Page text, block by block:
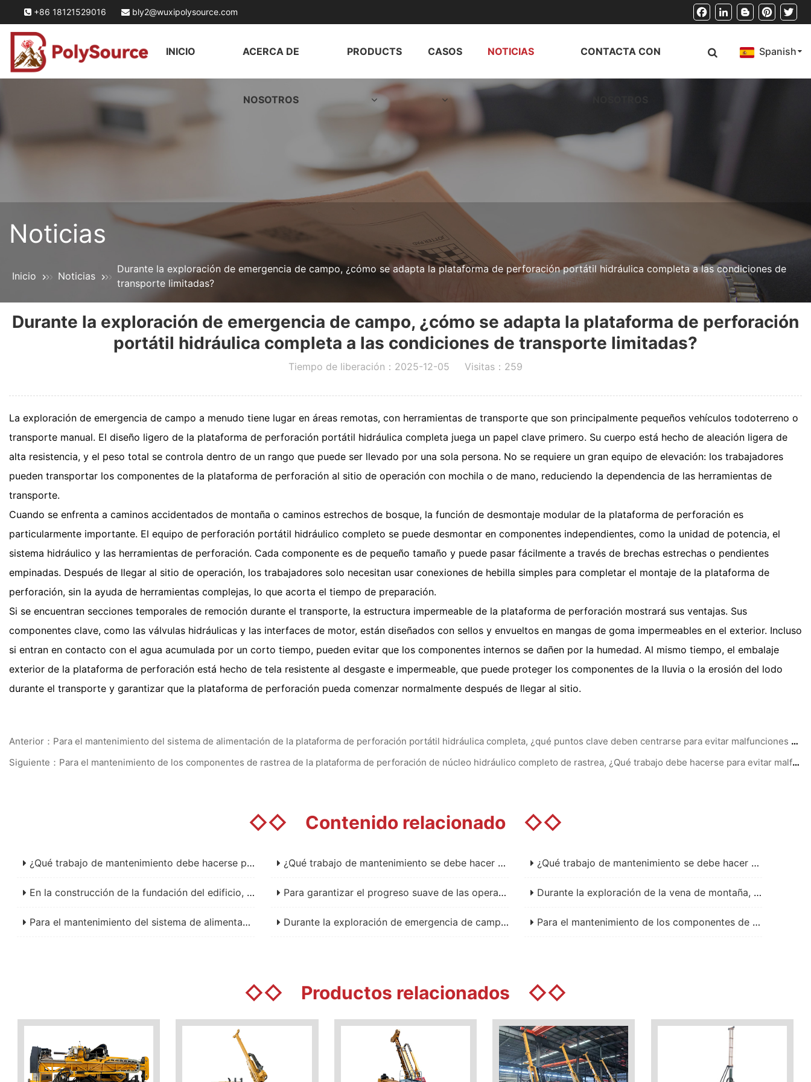
+86 18121529016 bly2@wuxipolysource.com FacebookLinkedInBloggerPinterest
INICIO ACERCA DE
NOSOTROS
PRODUCTS CASOS NOTICIAS CONTACTA CON Spanish
Noticias
Inicio Noticias
Durante la exploración de emergencia de campo, ¿cómo se adapta la plataforma de perforación portátil hidráulica completa a las condiciones de
transporte limitadas?
Durante la exploración de emergencia de campo, ¿cómo se adapta la plataforma de perforación
portátil hidráulica completa a las condiciones de transporte limitadas?
Tiempo de liberación：2025-12-05 Visitas：259
La exploración de emergencia de campo a menudo tiene lugar en áreas remotas, con herramientas de transporte que son principalmente pequeños vehículos todoterreno o
transporte manual. El diseño ligero de la plataforma de perforación portátil hidráulica completa juega un papel clave primero. Su cuerpo está hecho de aleación ligera de
alta resistencia, y el peso total se controla dentro de un rango que puede ser llevado por una sola persona. No se requiere un gran equipo de elevación: los trabajadores
pueden transportar los componentes de la plataforma de perforación al sitio de operación con mochila o de mano, reduciendo la dependencia de las herramientas de
transporte.
Cuando se enfrenta a caminos accidentados de montaña o caminos estrechos de bosque, la función de desmontaje modular de la plataforma de perforación es
particularmente importante. El equipo de perforación portátil hidráulico completo se puede desmontar en componentes independientes, como la unidad de potencia, el
sistema hidráulico y las herramientas de perforación. Cada componente es de pequeño tamaño y puede pasar fácilmente a través de brechas estrechas o pendientes
empinadas. Después de llegar al sitio de operación, los trabajadores solo necesitan usar conexiones de hebilla simples para completar el montaje de la plataforma de
perforación, sin la ayuda de herramientas complejas, lo que acorta el tiempo de preparación.
Si se encuentran secciones temporales de remoción durante el transporte, la estructura impermeable de la plataforma de perforación mostrará sus ventajas. Sus
componentes clave, como las válvulas hidráulicas y las interfaces de motor, están diseñados con sellos y envueltos en mangas de goma impermeables en el exterior. Incluso
si entran en contacto con el agua acumulada por un corto tiempo, pueden evitar que los componentes internos se dañen por la humedad. Al mismo tiempo, el embalaje
exterior de la plataforma de perforación está hecho de tela resistente al desgaste e impermeable, que puede proteger los componentes de la lluvia o la erosión del lodo
durante el transporte y garantizar que la plataforma de perforación pueda comenzar normalmente después de llegar al sitio.
Anterior：Para el mantenimiento del sistema de alimentación de la plataforma de perforación portátil hidráulica completa, ¿qué puntos clave deben centrarse para evitar malfunciones de campo?
Siguiente：Para el mantenimiento de los componentes de rastrea de la plataforma de perforación de núcleo hidráulico completo de rastrea, ¿Qué trabajo debe hacerse para evitar malfunciones?
◇◇ Contenido relacionado ◇◇
¿Qué trabajo de mantenimiento debe hacerse para los componentes de sellado de tubería de perforación de la plataforma de perforación RC para evitar fallos de construcción? ¿Qué trabajo de mantenimiento se debe hacer para el compresor de aire de la plataforma de perforación de circulación inversa de aire para garantizar una construcción estable? ¿Qué trabajo de mantenimiento se debe hacer para el sistema de circulación de lodo de la plataforma de perforación de circulación inversa para garantizar una construcción estable?
En la construcción de la fundación del edificio, ¿cómo maneja la plataforma de perforación de circulación inversa diferentes tipos de suelos de fundación? Para garantizar el progreso suave de las operaciones de exploración, ¿qué trabajo de mantenimiento debe hacerse para las tuberías de perforación del equipo de perforación de núcleo tipo rastreo? Durante la exploración de la vena de montaña, ¿cómo aborda la plataforma de perforación de núcleos tipo rastra los desafíos operacionales causados por un terreno complejo?
Para el mantenimiento del sistema de alimentación de la plataforma de perforación portátil hidráulica completa, ¿qué puntos clave deben centrarse para evitar malfunciones de campo? Durante la exploración de emergencia de campo, ¿cómo se adapta la plataforma de perforación portátil hidráulica completa a las condiciones de transporte limitadas? Para el mantenimiento de los componentes de rastrea de la plataforma de perforación de núcleo hidráulico completo de rastrea, ¿Qué trabajo debe hacerse para evitar malfunciones?
◇◇ Productos relacionados ◇◇